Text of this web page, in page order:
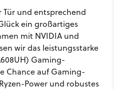
und entsprechend
ein großartiges
mit NVIDIA und
wir das leistungsstarke
Gaming-
Chance auf Gaming-
Power und robustes